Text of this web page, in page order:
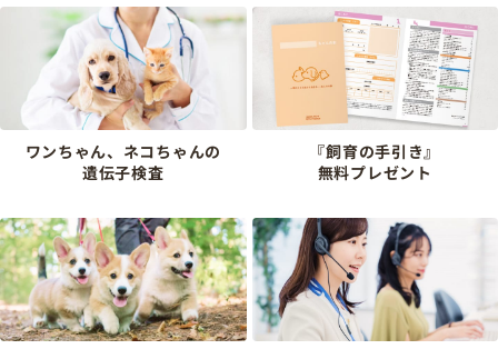
ワンちゃん、ネコちゃんの
遺伝子検査
『飼育の手引き』
無料プレゼント